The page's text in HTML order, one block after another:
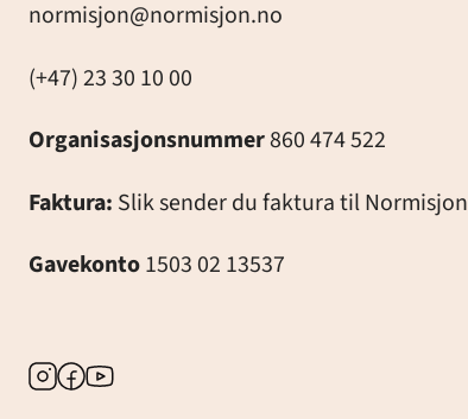
normisjon@normisjon.no
(+47) 23 30 10 00
Organisasjonsnummer860 474 522
Faktura: Slik sender du faktura til Normisjon
Gavekonto1503 02 13537
Instagram
Facebook
Youtube